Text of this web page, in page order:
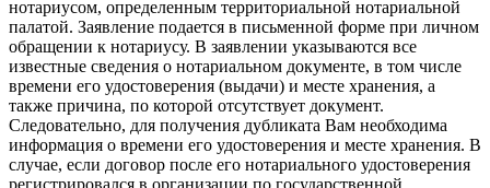
нотариусом, определенным территориальной нотариальной
палатой. Заявление подается в письменной форме при личном
обращении к нотариусу. В заявлении указываются все
известные сведения о нотариальном документе, в том числе
времени его удостоверения (выдачи) и месте хранения, а
также причина, по которой отсутствует документ.
Следовательно, для получения дубликата Вам необходима
информация о времени его удостоверения и месте хранения. В
случае, если договор после его нотариального удостоверения